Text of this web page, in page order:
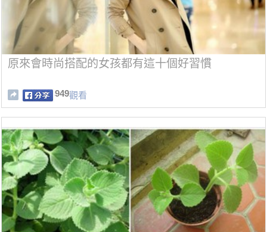
原來會時尚搭配的女孩都有這十個好習慣
949觀看